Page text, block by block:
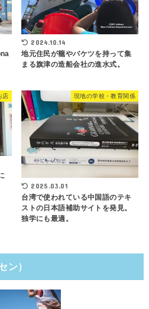
2024.10.14
地元住民が籠やバケツを持って集
まる旗津の造船会社の進水式。
店 現地の学校・教育関係
2025.03.01
台湾で使われている中国語のテキ
ストの日本語補助サイトを発見。
独学にも最適。
ン）